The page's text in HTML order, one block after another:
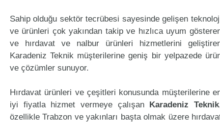
Sahip olduğu sektör tecrübesi sayesinde gelişen
ve ürünleri çok yakından takip ve hızlıca uyum
ve hırdavat ve nalbur ürünleri hizmetlerini
Karadeniz Teknik müşterilerine geniş bir yelpazede
ve çözümler sunuyor.
Hırdavat ürünleri ve çeşitleri konusunda müşterilerine
iyi fiyatla hizmet vermeye çalışan Karadeniz Teknik
özellikle Trabzon ve yakınları başta olmak üzere